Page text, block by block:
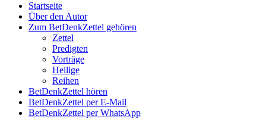
Startseite
Über den Autor
Zum BetDenkZettel gehören
Zettel
Predigten
Vorträge
Heilige
Reihen
BetDenkZettel hören
BetDenkZettel per E-Mail
BetDenkZettel per WhatsApp